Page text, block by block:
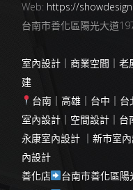
Web: https://
台南市善化區陽光大道
室內設計｜商業空間｜老
建
台南｜高雄｜台中｜台
室內設計｜空間設計｜台
永康室內設計 ｜新市室
內設計
善化店
台南市善化區